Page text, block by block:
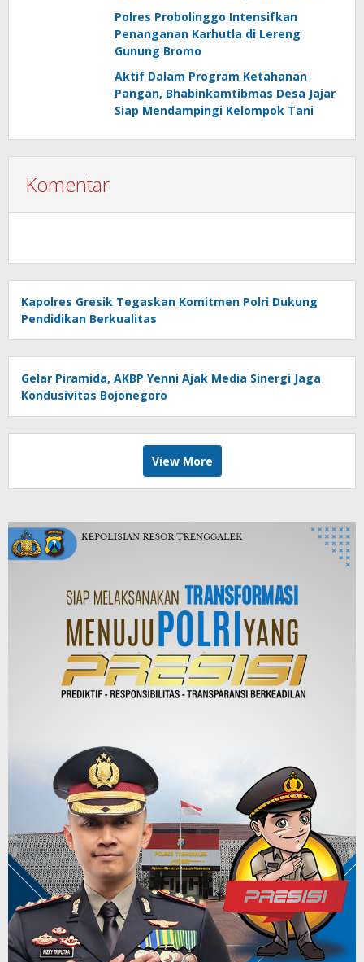
Polres Probolinggo Intensifkan
Penanganan Karhutla di Lereng
Gunung Bromo
Aktif Dalam Program Ketahanan
Pangan, Bhabinkamtibmas Desa Jajar
Siap Mendampingi Kelompok Tani
Komentar
Kapolres Gresik Tegaskan Komitmen Polri Dukung
Pendidikan Berkualitas
Gelar Piramida, AKBP Yenni Ajak Media Sinergi Jaga
Kondusivitas Bojonegoro
View More